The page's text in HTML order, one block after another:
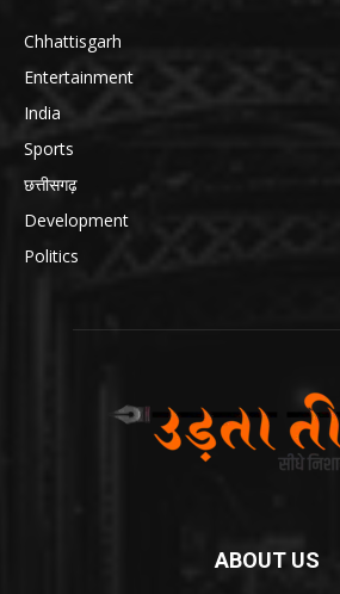
Chhattisgarh
Entertainment
India
Sports
छत्तीसगढ़
Development
Politics
ABOUT US